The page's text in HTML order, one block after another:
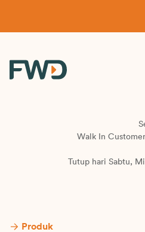
Walk In
Tutup hari Sabtu,
Produk